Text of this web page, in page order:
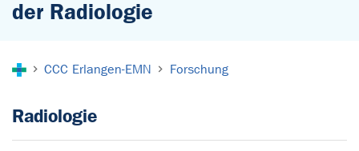
der Radiologie
CCC Erlangen-EMN Forschung
Radiologie